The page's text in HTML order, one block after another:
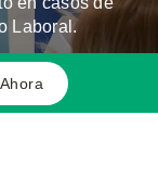
Laboral.